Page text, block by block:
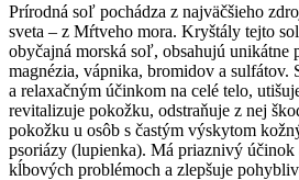
Prírodná soľ pochádza z najväčšieho
sveta – z Mŕtveho mora. Kryštály tejto
obyčajná morská soľ, obsahujú unikátne
magnézia, vápnika, bromidov a
a relaxačným účinkom na celé telo,
revitalizuje pokožku, odstraňuje z nej
pokožku u osôb s častým výskytom
psoriázy (lupienka). Má priaznivý účinok
kĺbových problémoch a zlepšuje